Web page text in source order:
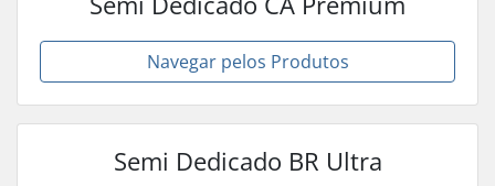
Navegar pelos Produtos
Semi Dedicado BR Ultra